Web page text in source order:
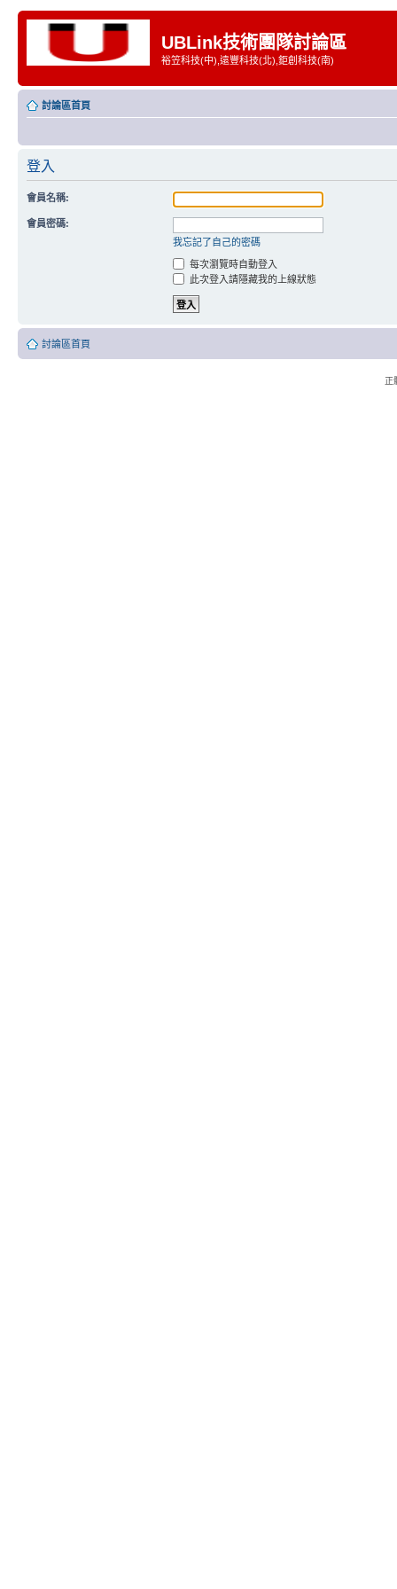
UBLink技術團隊討論區
裕笠科技(中),遠豐科技(北),鉅創科技(南)
討論區首頁
登入
會員名稱:
會員密碼:
我忘記了自己的密碼
每次瀏覽時自動登入
此次登入請隱藏我的上線狀態
討論區首頁
正